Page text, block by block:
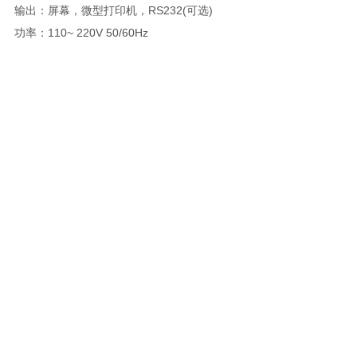
输出：屏幕，微型打印机， RS232(可选)
功率： 110~ 220V 50/60Hz